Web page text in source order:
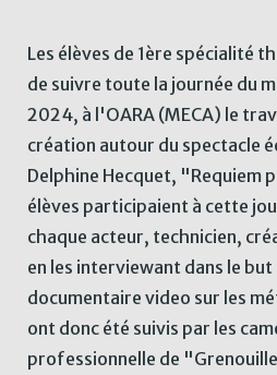
Les élèves de 1ère spécialité
de suivre toute la journée du
2024, à l'OARA (MECA) le
création autour du spectacle
Delphine Hecquet, "Requiem
élèves participaient à cette
chaque acteur, technicien,
en les interviewant dans le but
documentaire video sur les
ont donc été suivis par les
professionnelle de